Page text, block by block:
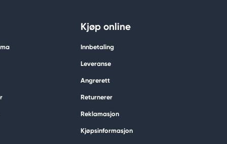
Kjøp online
Innbetaling
Leveranse
Angrerett
Returnerer
Reklamasjon
Kjøpsinformasjon